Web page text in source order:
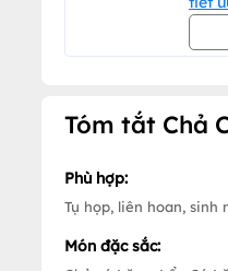
Tóm tắt Chả
Phù hợp:
Tụ họp, liên hoan, sinh
Món đặc sắc: